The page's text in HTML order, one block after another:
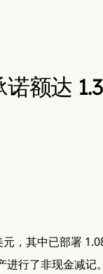
额达
，其中已部署
行了非现金减记。